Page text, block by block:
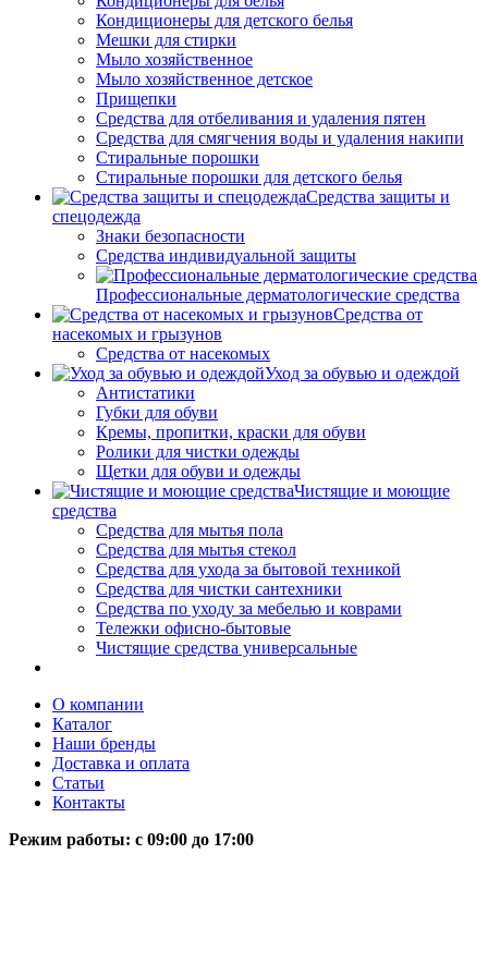
Кондиционеры для детского белья
Мешки для стирки
Мыло хозяйственное
Мыло хозяйственное детское
Прищепки
Средства для отбеливания и удаления пятен
Средства для смягчения воды и удаления накипи
Стиральные порошки
Стиральные порошки для детского белья
Средства защиты и
спецодежда
Знаки безопасности
Средства индивидуальной защиты
Профессиональные дерматологические средства
Средства от
насекомых и грызунов
Средства от насекомых
Уход за обувью и одеждой
Антистатики
Губки для обуви
Кремы, пропитки, краски для обуви
Ролики для чистки одежды
Щетки для обуви и одежды
Чистящие и моющие
средства
Средства для мытья пола
Средства для мытья стекол
Средства для ухода за бытовой техникой
Средства для чистки сантехники
Средства по уходу за мебелью и коврами
Тележки офисно-бытовые
Чистящие средства универсальные
О компании
Каталог
Наши бренды
Доставка и оплата
Статьи
Контакты
Режим работы: c 09:00 до 17:00